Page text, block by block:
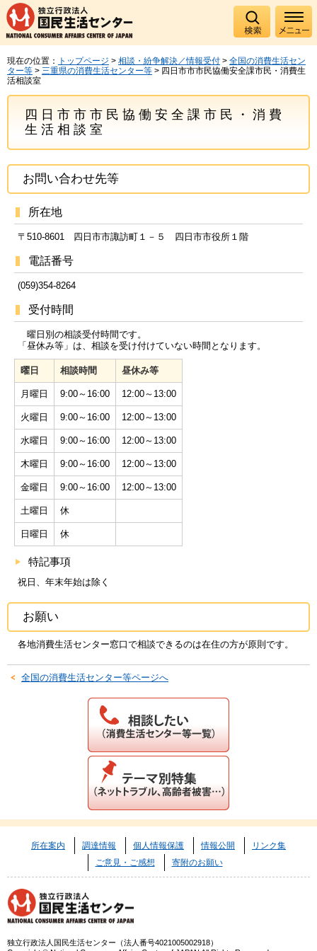
現在の位置： トップページ > 相談・紛争解決／情報受付 > 全国の消費生活セン
ター等 > 三重県の消費生活センター等 > 四日市市市民協働安全課市民・消費生
活相談室
四日市市市民協働安全課市民・消費
生活相談室
お問い合わせ先等
所在地
〒510-8601 四日市市諏訪町１－５ 四日市市役所１階
電話番号
(059)354-8264
受付時間
曜日別の相談受付時間です。
「昼休み等」は、相談を受け付けていない時間となります。
曜日 相談時間 昼休み等
土曜日 休
日曜日 休
月曜日 9:00～16:00 12:00～13:00
火曜日 9:00～16:00 12:00～13:00
水曜日 9:00～16:00 12:00～13:00
木曜日 9:00～16:00 12:00～13:00
金曜日 9:00～16:00 12:00～13:00
特記事項
祝日、年末年始は除く
お願い
各地消費生活センター窓口で相談できるのは在住の方が原則です。
全国の消費生活センター等ページへ
所在案内 調達情報 個人情報保護 情報公開
リンク集
ご意見・ご感想
寄附のお願い
独立行政法人国民生活センター（法人番号4021005002918）